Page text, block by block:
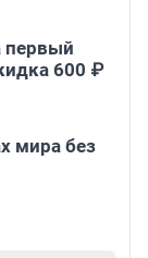
первый
600 ₽
мира без